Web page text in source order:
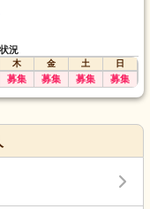
況
木 金 土
日
募集 募集 募集 募集